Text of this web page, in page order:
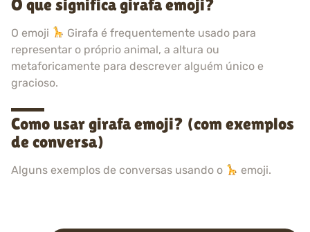
O que significa girafa emoji?
O emoji
Girafa é frequentemente usado para
representar o próprio animal, a altura ou
metaforicamente para descrever alguém único e
gracioso.
Como usar girafa emoji? (com exemplos
de conversa)
Alguns exemplos de conversas usando o emoji.